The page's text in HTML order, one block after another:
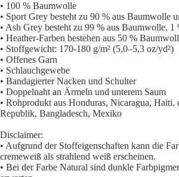
• 100 % Baumwolle
• Sport Grey besteht zu 90 % aus Baumwolle
• Ash Grey besteht zu 99 % aus Baumwolle, 1
• Heather-Farben bestehen aus 50 %
• Stoffgewicht: 170-180 g/m² (5,0–5,3 oz/yd²)
• Offenes Garn
• Schlauchgewebe
• Bandagierter Nacken und Schulter
• Doppelnaht an Ärmeln und unterem Saum
• Rohprodukt aus Honduras, Nicaragua, Haiti,
Republik, Bangladesch, Mexiko
Disclaimer:
• Aufgrund der Stoffeigenschaften kann die
cremeweiß als strahlend weiß erscheinen.
• Bei der Farbe Natural sind dunkle